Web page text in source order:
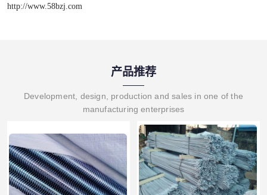
http://www.58bzj.com
产品推荐
Development, design, production and sales in one of the
manufacturing enterprises